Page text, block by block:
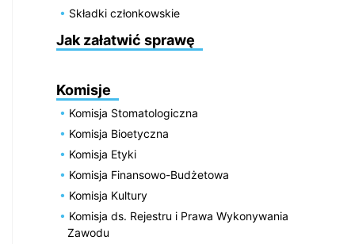
Składki członkowskie
Jak załatwić sprawę
Komisje
Komisja Stomatologiczna
Komisja Bioetyczna
Komisja Etyki
Komisja Finansowo-Budżetowa
Komisja Kultury
Komisja ds. Rejestru i Prawa Wykonywania
Zawodu